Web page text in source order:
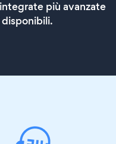
più avanzate